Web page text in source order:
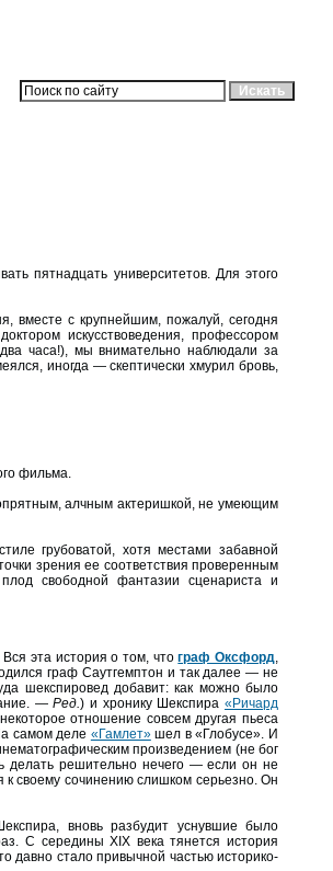
пятнадцать университетов. Для этого
вместе с крупнейшим, пожалуй, сегодня
искусствоведения, профессором
часа!), мы внимательно наблюдали за
иногда — скептически хмурил бровь,
фильма.
алчным актеришкой, не умеющим
грубоватой, хотя местами забавной
зрения ее соответствия проверенным
свободной фантазии сценариста и
эта история о том, чтограф Оксфорд,
граф Саутгемптон и так далее — не
шекспировед добавит: как можно было
—Ред.) и хронику Шекспира«Ричард
отношение совсем другая пьеса
самом деле «Гамлет»шел в «Глобусе». И
произведением (не бог
делать решительно нечего — если он не
своему сочинению слишком серьезно. Он
вновь разбудит уснувшие было
С середины XIX века тянется история
давно стало привычной частью историко-